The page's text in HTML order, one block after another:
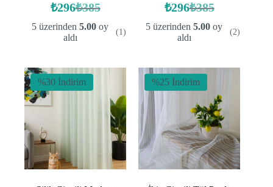
₺385
Orijinal
fiyat:
₺385.
₺296Şu
andaki
fiyat:
5 üzerinden5.00 oy
aldı
(1)
₺385
Orijinal
fiyat:
₺385.
₺296Şu
andaki
fiyat:
5 üzerinden5.00 oy
aldı
(2)
%30 İndirim %25 İndirim